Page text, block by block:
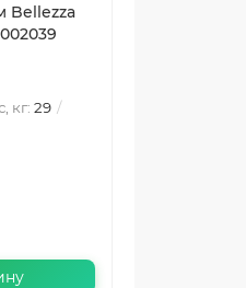
Bellezza
кг: 29